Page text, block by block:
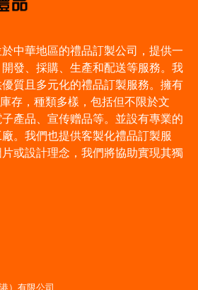
中華地區的禮品訂製公司，提供一
發、採購、生產和配送等服務。我
質且多元化的禮品訂製服務。擁有
存，種類多樣，包括但不限於文
產品、宣传赠品等。並設有專業的
。我們也提供客製化禮品訂製服
或設計理念，我們將協助實現其獨
）有限公司